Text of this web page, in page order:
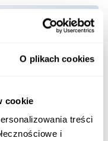
O plikach cookies
cookie
treści
i